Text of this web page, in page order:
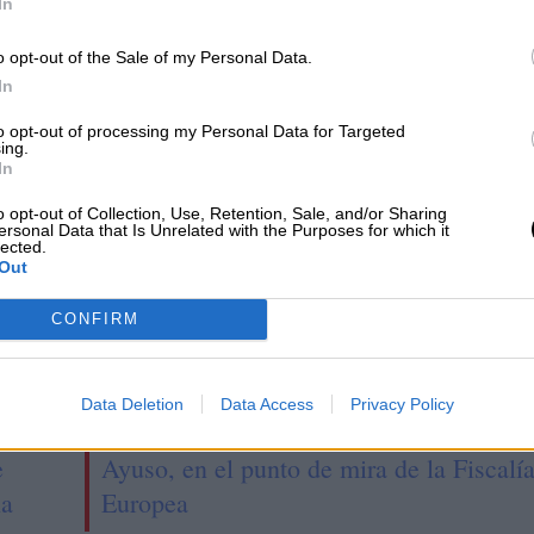
opt-out of the Sale of my Personal Data.
opt-out of processing my Personal Data for Targeted
opt-out of Collection, Use, Retention, Sale, and/or Sharing
Data that Is Unrelated with the Purposes for which it
CONFIRM
Data Deletion Data Access Privacy Policy
intensifica la
para la cumbre
de Madrid por la falta de
Ayuso, en el punto de mira de la Fiscalía
Europea